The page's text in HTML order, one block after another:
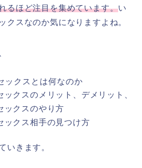
るほど注目を集めています。い
クスなのか気になりますよね。
ックスとは何なのか
ックスのメリット、デメリット、
ックスのやり方
ックス相手の見つけ方
いきます。